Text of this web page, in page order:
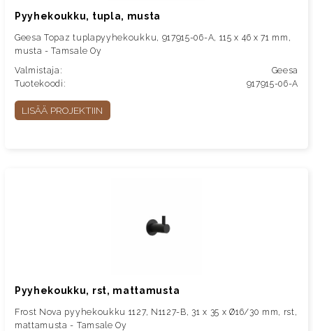
Pyyhekoukku, tupla, musta
Geesa Topaz tuplapyyhekoukku, 917915-06-A, 115 x 46 x 71 mm,
musta - Tamsale Oy
Valmistaja:
Geesa
Tuotekoodi:
917915-06-A
LISÄÄ PROJEKTIIN
Pyyhekoukku, rst, mattamusta
Frost Nova pyyhekoukku 1127, N1127-B, 31 x 35 x Ø16/30 mm, rst,
mattamusta - Tamsale Oy